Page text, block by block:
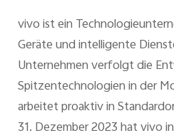
vivo ist ein
Geräte und intelligente
Unternehmen verfolgt die
Spitzentechnologien in der
arbeitet proaktiv in
31. Dezember 2023 hat vivo